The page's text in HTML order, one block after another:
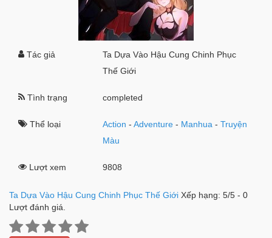
Tác giả
Ta Dựa Vào Hậu Cung Chinh Phục
Thế Giới
Tình trạng completed
Thể loại Action -Adventure - Manhua -Truyện
Màu
Lượt xem 9808
Ta Dựa Vào Hậu Cung Chinh Phục Thế Giới Xếp hạng: 5/5 - 0
Lượt đánh giá.